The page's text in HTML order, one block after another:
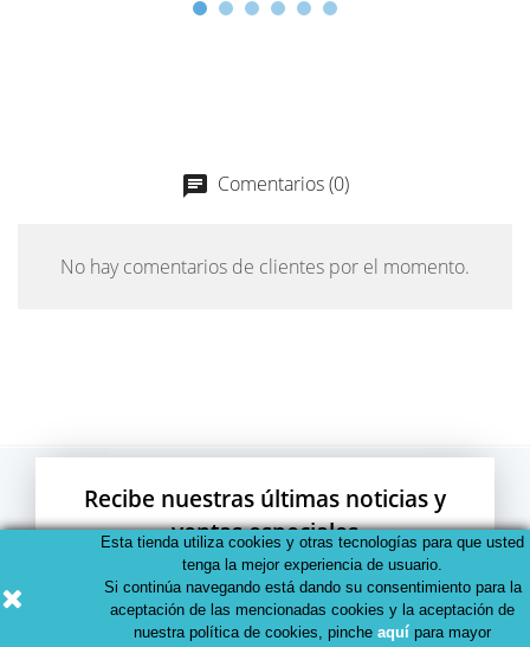
chat Comentarios (0)
No hay comentarios de clientes por el momento.
Recibe nuestras últimas noticias y
ventas especiales
Esta tienda utiliza cookies y otras tecnologías para que usted
tenga la mejor experiencia de usuario.
Si continúa navegando está dando su consentimiento para la
aceptación de las mencionadas cookies y la aceptación de
nuestra política de cookies, pinche aquí para mayor